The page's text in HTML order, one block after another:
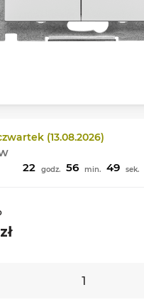
(13.08.2026)
22 godz. 56 min. 47 sek.